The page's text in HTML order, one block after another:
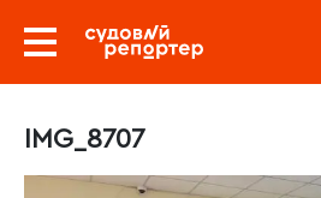
IMG_8707